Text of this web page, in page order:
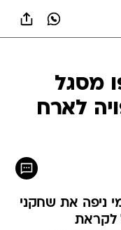
מסגל
לארח
ניפה את שחקני
לקראת